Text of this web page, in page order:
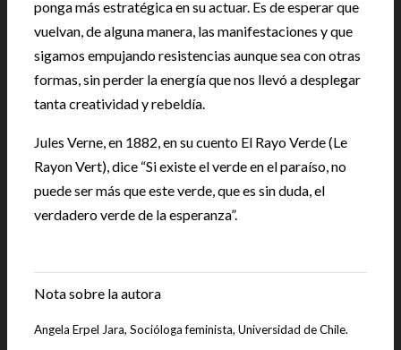
ponga más estratégica en su actuar. Es de esperar que
vuelvan, de alguna manera, las manifestaciones y que
sigamos empujando resistencias aunque sea con otras
formas, sin perder la energía que nos llevó a desplegar
tanta creatividad y rebeldía.
Jules Verne, en 1882, en su cuento El Rayo Verde (Le
Rayon Vert), dice “Si existe el verde en el paraíso, no
puede ser más que este verde, que es sin duda, el
verdadero verde de la esperanza”.
Nota sobre la autora
Angela Erpel Jara, Socióloga feminista, Universidad de Chile.